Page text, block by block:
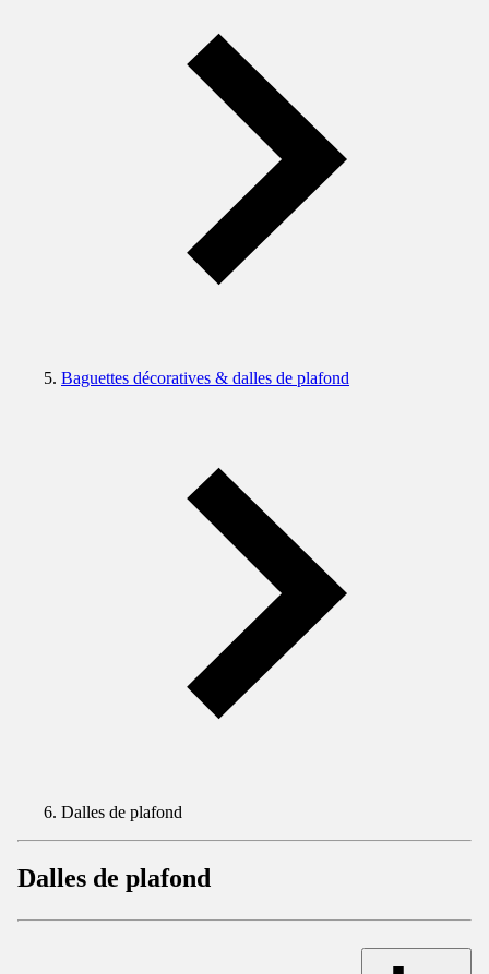
Baguettes décoratives & dalles de plafond
Dalles de plafond
Dalles de plafond